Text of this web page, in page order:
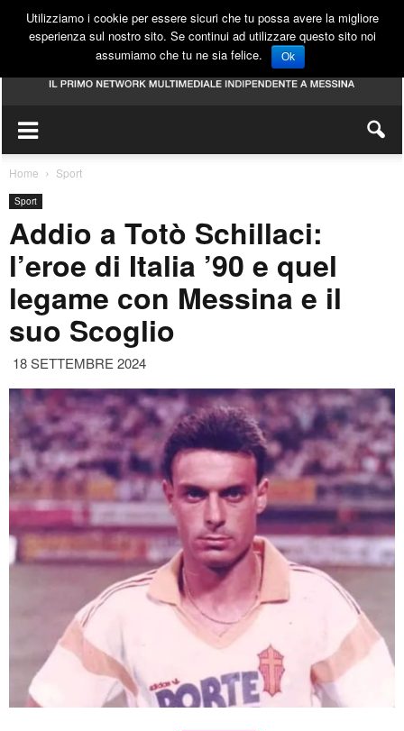
Home Sport
Sport
Addio a Totò Schillaci:
l’eroe di Italia ’90 e quel
legame con Messina e il
suo Scoglio
18 SETTEMBRE 2024
Utilizziamo i cookie per essere sicuri che tu possa avere la migliore
esperienza sul nostro sito. Se continui ad utilizzare questo sito noi
assumiamo che tu ne sia felice.
Ok